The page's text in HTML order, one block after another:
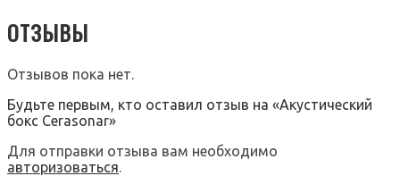
ОТЗЫВЫ
Отзывов пока нет.
Будьте первым, кто оставил отзыв на «Акустический
бокс Cerasonar»
Для отправки отзыва вам необходимо
авторизоваться.